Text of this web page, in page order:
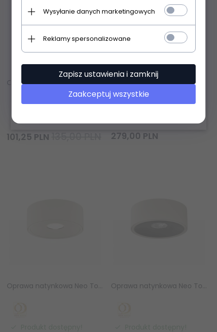
Oprawa podtynkowa Neo Slim KG / Ufo Bianco Orlicki Design Slim KG / Ufo Bianco OR83583
Produkt dostępny!
101,25 PLN
Produkt dostępny!
279,00 PLN
Oprawa natynkowa Neo Toupe Slim KG / Ufo Toupe GU10 8W Orlicki Design OR86263 Oprawa natynkowa Neo Toupe Slim KG / Ufo Nero GU10 8W Orlicki Design OR86515
Wysyłanie danych marketingowych
Reklamy spersonalizowane
Zapisz ustawienia i zamknij
Zaakceptuj wszystkie